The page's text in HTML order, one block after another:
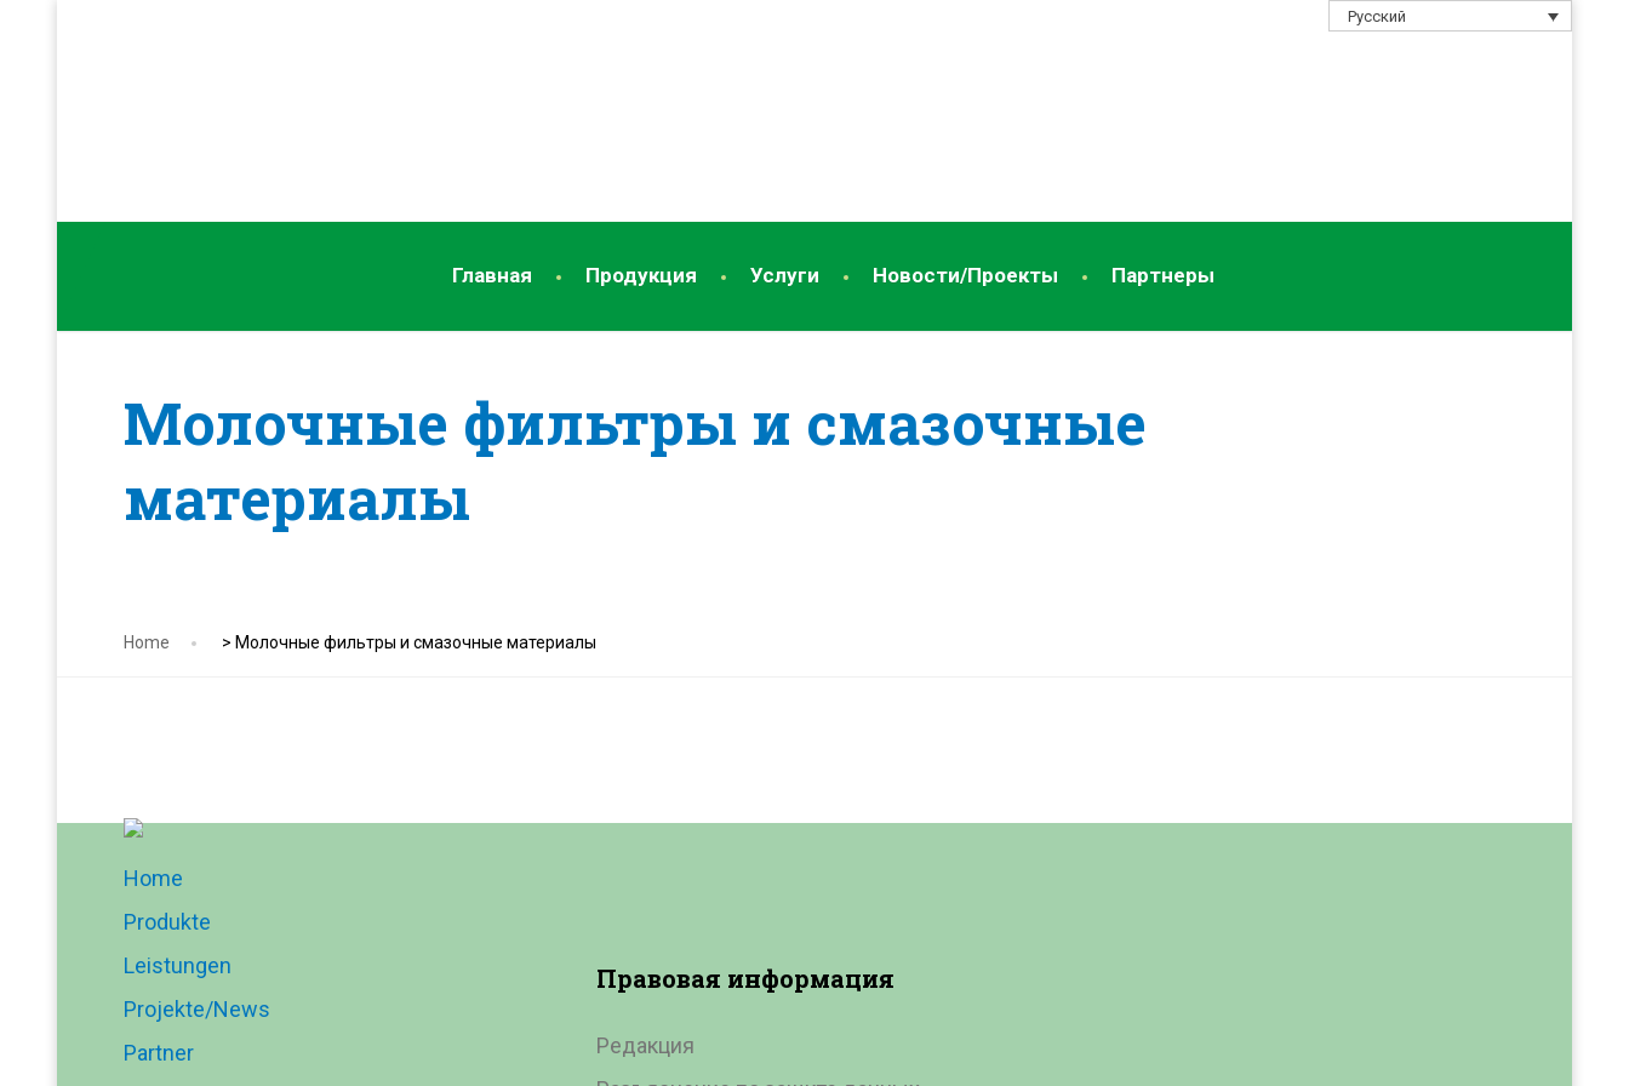
Русский
Главная Продукция Услуги Новости/Проекты Партнеры
Молочные фильтры и смазочные
материалы
Home > Молочные фильтры и смазочные материалы
Home
Produkte
Leistungen
Projekte/News
Partner
Правовая информация
Редакция